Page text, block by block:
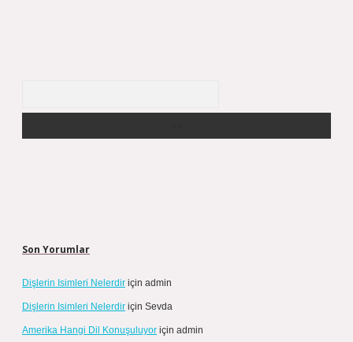
Son Yorumlar
Dişlerin Isimleri Nelerdir için admin
Dişlerin Isimleri Nelerdir için Sevda
Amerika Hangi Dil Konuşuluyor için admin